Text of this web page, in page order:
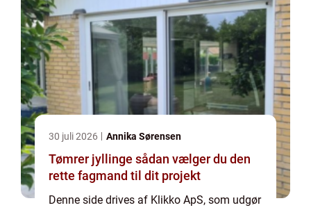
30 juli 2026 Annika Sørensen
Tømrer jyllinge sådan vælger du den
rette fagmand til dit projekt
Denne side drives af Klikko ApS, som udgør